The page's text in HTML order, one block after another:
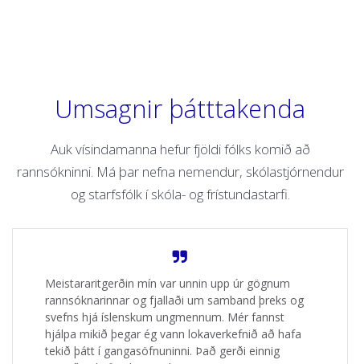
Umsagnir þátttakenda
Auk vísindamanna hefur fjöldi fólks komið að
rannsókninni. Má þar nefna nemendur, skólastjórnendur
og starfsfólk í skóla- og frístundastarfi.
Meistararitgerðin mín var unnin upp úr gögnum
rannsóknarinnar og fjallaði um samband þreks og
svefns hjá íslenskum ungmennum. Mér fannst
hjálpa mikið þegar ég vann lokaverkefnið að hafa
tekið þátt í gangasöfnuninni. Það gerði einnig